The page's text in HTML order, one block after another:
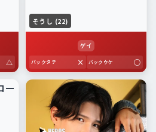
△
そうし (22)
ゲイ
バックタチ × バックウケ ○